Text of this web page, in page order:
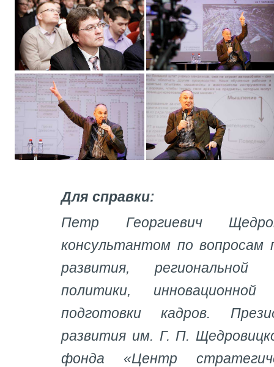
Для справки:
Петр Георгиевич
консультантом по вопросам
развития,
политики,
подготовки кадров.
развития им. Г. П.
фонда «Центр